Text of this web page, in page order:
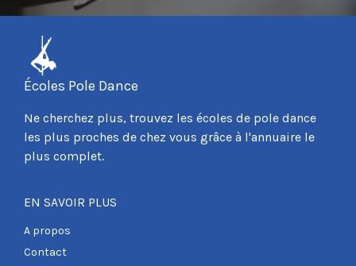
Écoles Pole Dance
Ne cherchez plus, trouvez les écoles de pole dance
les plus proches de chez vous grâce à l'annuaire le
plus complet.
EN SAVOIR PLUS
A propos
Contact